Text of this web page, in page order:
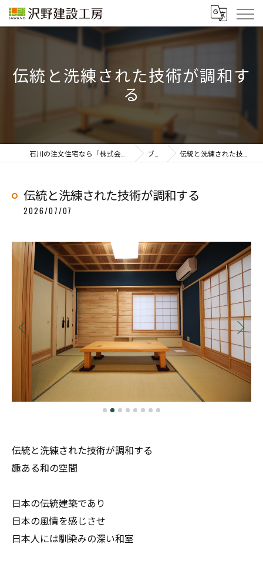
伝統と洗練された技術が調和す
る
ブログ 伝統と洗練された技術が調和する
伝統と洗練された技術が調和する
2026/07/07
伝統と洗練された技術が調和する
趣ある和の空間
日本の伝統建築であり
日本の風情を感じさせ
日本人には馴染みの深い和室